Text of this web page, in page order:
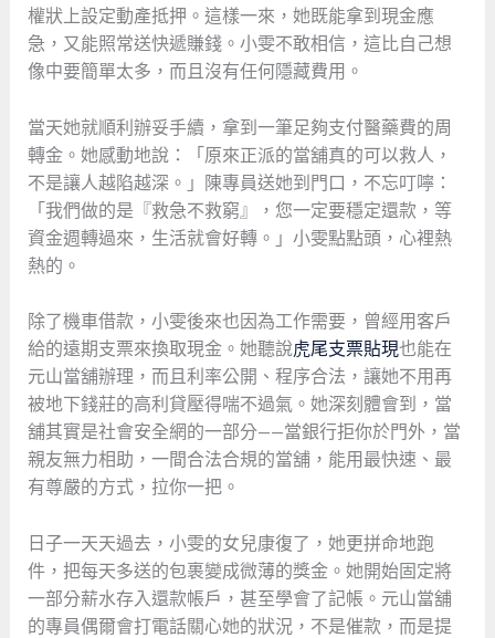
權狀上設定動產抵押。這樣一來，她既能拿到現金應
急，又能照常送快遞賺錢。小雯不敢相信，這比自己想
像中要簡單太多，而且沒有任何隱藏費用。
當天她就順利辦妥手續，拿到一筆足夠支付醫藥費的周
轉金。她感動地說：「原來正派的當舖真的可以救人，
不是讓人越陷越深。」陳專員送她到門口，不忘叮嚀：
「我們做的是『救急不救窮』，您一定要穩定還款，等
資金週轉過來，生活就會好轉。」小雯點點頭，心裡熱
熱的。
除了機車借款，小雯後來也因為工作需要，曾經用客戶
給的遠期支票來換取現金。她聽說虎尾支票貼現也能在
元山當舖辦理，而且利率公開、程序合法，讓她不用再
被地下錢莊的高利貸壓得喘不過氣。她深刻體會到，當
舖其實是社會安全網的一部分——當銀行拒你於門外，當
親友無力相助，一間合法合規的當舖，能用最快速、最
有尊嚴的方式，拉你一把。
日子一天天過去，小雯的女兒康復了，她更拼命地跑
件，把每天多送的包裹變成微薄的獎金。她開始固定將
一部分薪水存入還款帳戶，甚至學會了記帳。元山當舖
的專員偶爾會打電話關心她的狀況，不是催款，而是提